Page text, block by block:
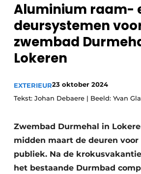
Aluminium raam-
deursystemen
zwembad
Lokeren
EXTERIEUR23 oktober 2024
Tekst: Johan Debaere | Beeld: Yvan
Zwembad Durmehal in
midden maart de deuren
publiek. Na de
het bestaande Durmbad